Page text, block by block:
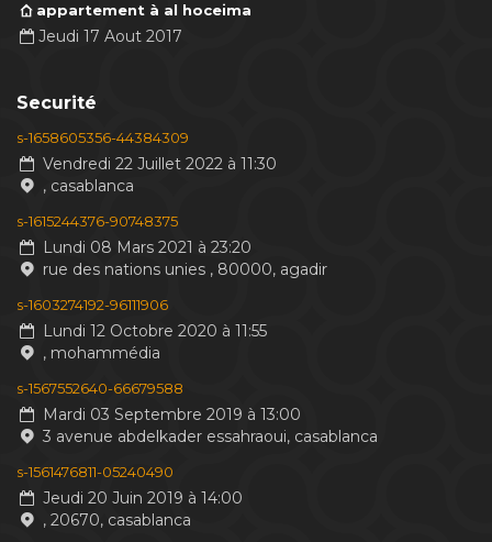
appartement à al hoceima
Jeudi 17 Aout 2017
Securité
s-1658605356-44384309
Vendredi 22 Juillet 2022 à 11:30
, casablanca
s-1615244376-90748375
Lundi 08 Mars 2021 à 23:20
rue des nations unies , 80000, agadir
s-1603274192-96111906
Lundi 12 Octobre 2020 à 11:55
, mohammédia
s-1567552640-66679588
Mardi 03 Septembre 2019 à 13:00
3 avenue abdelkader essahraoui, casablanca
s-1561476811-05240490
Jeudi 20 Juin 2019 à 14:00
, 20670, casablanca